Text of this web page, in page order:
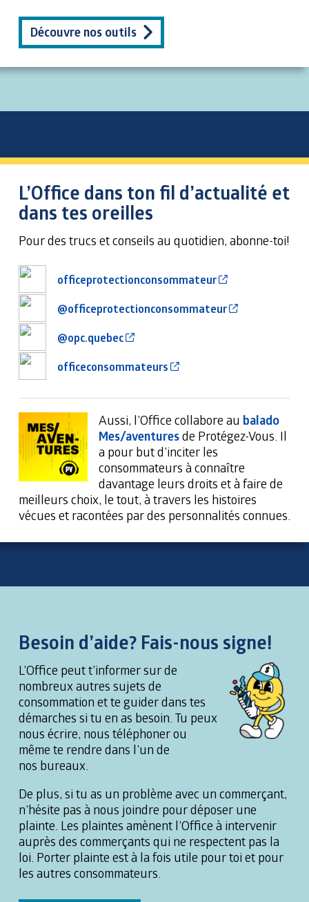
Découvre nos outils
L’Office dans ton fil d’actualité et
dans tes oreilles
Pour des trucs et conseils au quotidien, abonne-toi!
officeprotectionconsommateur
Cet hyperlien
@officeprotectionconsommateur
Cet hyperlien
@opc.quebec
Cet hyperlien s’ouvrira dans une
officeconsommateurs
Cet hyperlien s’ouvrira
Aussi, l’Office collabore au balado
Mes/aventuresde Protégez-Vous. Il
a pour but d’inciter les
consommateurs à connaître
davantage leurs droits et à faire de
meilleurs choix, le tout, à travers les histoires
vécues et racontées par des personnalités connues.
Besoin d’aide? Fais-nous signe!
L’Office peut t’informer sur de
nombreux autres sujets de
consommation et te guider dans tes
démarches si tu en as besoin. Tu peux
nous écrire, nous téléphoner ou
même te rendre dans l’un de
nos bureaux.
De plus, si tu as un problème avec un commerçant,
n’hésite pas à nous joindre pour déposer une
plainte. Les plaintes amènent l’Office à intervenir
auprès des commerçants qui ne respectent pas la
loi. Porter plainte est à la fois utile pour toi et pour
les autres consommateurs.